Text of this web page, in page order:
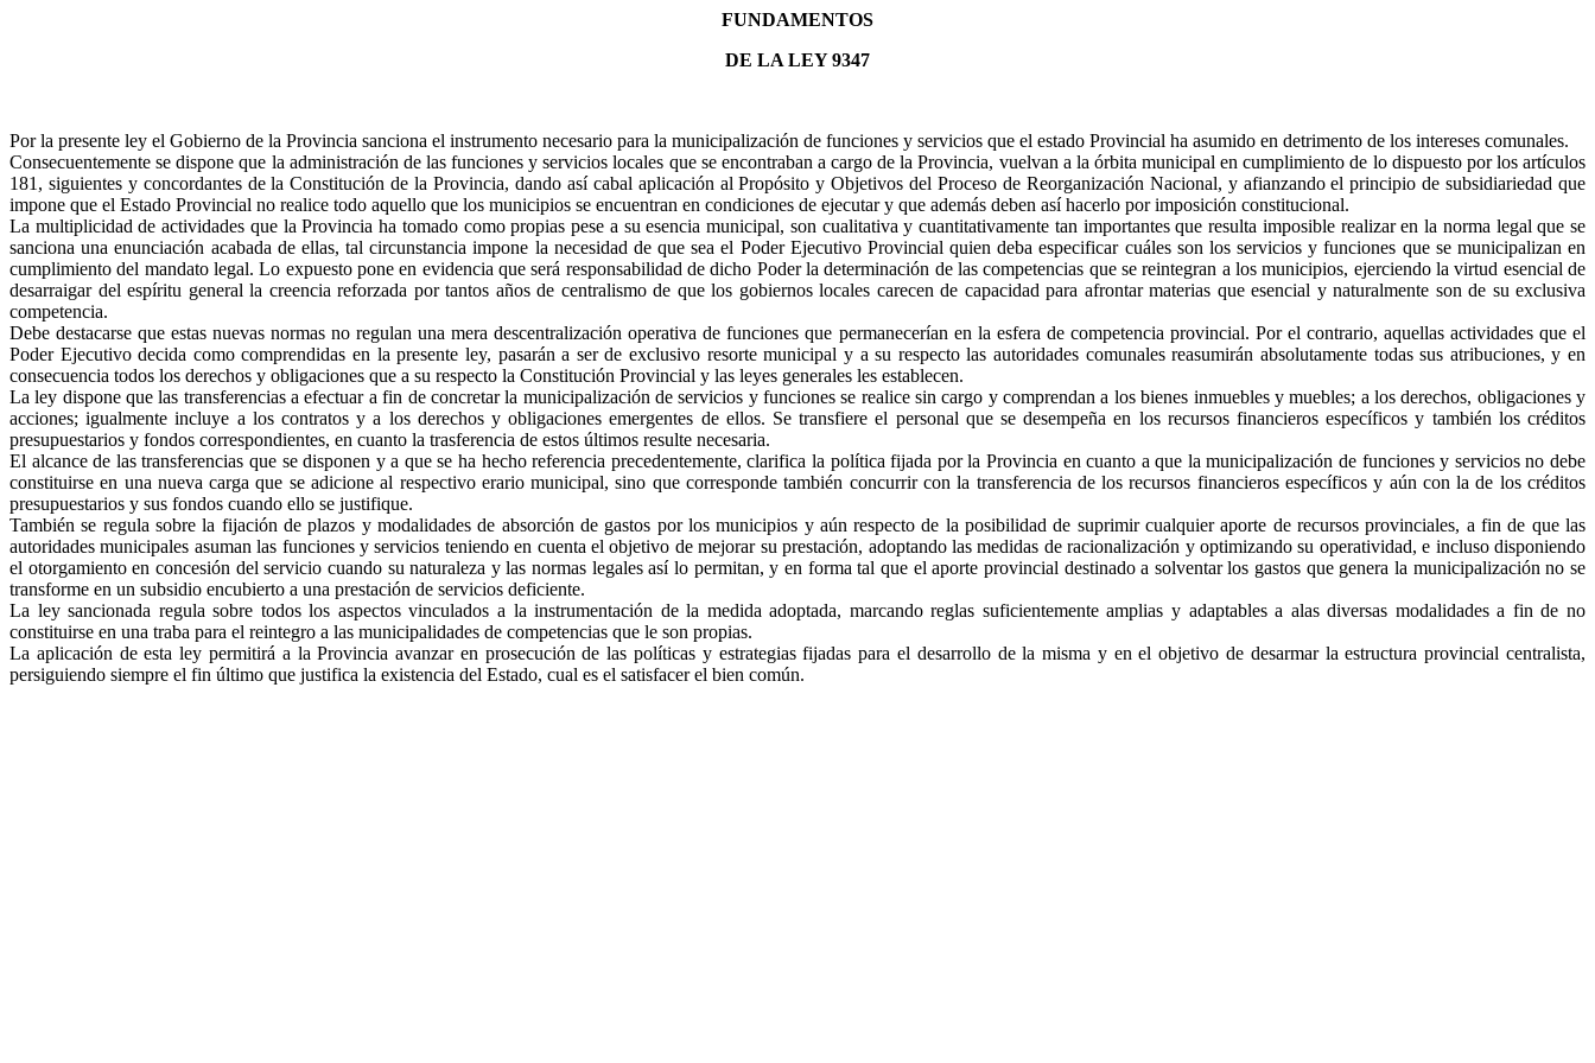
FUNDAMENTOS
DE LA LEY 9347
Por la presente ley el Gobierno de la Provincia sanciona el instrumento necesario para la municipalización de funciones y servicios que el estado Provincial ha asumido en detrimento de los intereses comunales.
Consecuentemente se dispone que la administración de las funciones y servicios locales que se encontraban a cargo de la Provincia, vuelvan a la órbita municipal en cumplimiento de lo dispuesto por los artículos
181, siguientes y concordantes de la Constitución de la Provincia, dando así cabal aplicación al Propósito y Objetivos del Proceso de Reorganización Nacional, y afianzando el principio de subsidiariedad que
impone que el Estado Provincial no realice todo aquello que los municipios se encuentran en condiciones de ejecutar y que además deben así hacerlo por imposición constitucional.
La multiplicidad de actividades que la Provincia ha tomado como propias pese a su esencia municipal, son cualitativa y cuantitativamente tan importantes que resulta imposible realizar en la norma legal que se
sanciona una enunciación acabada de ellas, tal circunstancia impone la necesidad de que sea el Poder Ejecutivo Provincial quiendeba especificar cuáles son los servicios y funciones que se municipalizan en
cumplimiento del mandato legal. Lo expuesto pone en evidencia que será responsabilidad de dicho Poder la determinación de las competencias que se reintegran a los municipios, ejerciendo la virtud esencial de
desarraigar del espíritu general la creencia reforzada por tantos años de centralismo de que los gobiernos locales carecen de capacidad para afrontar materias que esencial y naturalmente son de su exclusiva
competencia.
Debe destacarse que estas nuevas normas no regulan una mera descentralización operativa de funciones que permanecerían en la esfera de competencia provincial. Por el contrario, aquellas actividades que el
Poder Ejecutivo decida como comprendidas en la presente ley, pasarán a ser de exclusivo resorte municipal y a su respecto las autoridades comunales reasumirán absolutamente todas sus atribuciones, y en
consecuencia todos los derechos y obligaciones que a su respecto la Constitución Provincial y las leyes generales les establecen.
La ley dispone que las transferencias a efectuar a fin de concretar la municipalización de servicios y funciones se realice sin cargo y comprendan a los bienes inmuebles y muebles; a los derechos, obligaciones y
acciones; igualmente incluye a los contratos y a los derechos y obligaciones emergentes de ellos. Se transfiere el personal que se desempeña en los recursos financieros específicos y también los créditos
presupuestarios y fondos correspondientes, en cuanto la trasferencia de estos últimos resulte necesaria.
El alcance de las transferencias que se disponen y a que se ha hecho referencia precedentemente, clarifica la política fijada por la Provincia en cuanto a que la municipalización de funciones y servicios no debe
constituirse en una nueva carga que se adicione al respectivo erario municipal, sino que corresponde también concurrir con la transferencia de los recursos financieros específicos y aún con la de los créditos
presupuestarios y sus fondos cuando ello se justifique.
También se regula sobre la fijación de plazos y modalidades de absorción de gastos por los municipios y aún respecto de la posibilidad de suprimir cualquier aporte de recursos provinciales, a fin de que las
autoridades municipales asuman las funciones y servicios teniendo en cuenta el objetivo de mejorar su prestación, adoptando las medidas de racionalización y optimizando su operatividad, e incluso disponiendo
el otorgamiento en concesión del servicio cuando su naturaleza y las normas legales así lo permitan, y en forma tal que el aporte provincial destinado a solventar los gastos que genera la municipalización no se
transforme en un subsidio encubierto a una prestación de servicios deficiente.
La ley sancionada regula sobre todos los aspectos vinculados a la instrumentación de la medida adoptada, marcando reglas suficientemente amplias y adaptables a alas diversas modalidades a fin de no
constituirse en una traba para el reintegro a las municipalidades de competencias que le son propias.
La aplicación de esta ley permitirá a la Provincia avanzar en prosecución de las políticas y estrategias fijadas para el desarrollo de la misma y en el objetivo de desarmar la estructura provincial centralista,
persiguiendo siempre el fin último que justifica la existencia del Estado, cual es el satisfacer el bien común.